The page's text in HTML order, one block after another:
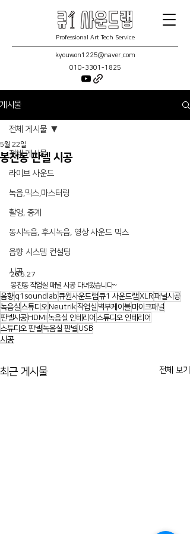
Professional Art Tech Service
kyouwon1225@naver.com
010-3301-1825
게시물
전체 게시물
라이브 사운드
녹음,믹스,마스터링
촬영, 중계
동시녹음, 후시녹음, 영상 사운드 믹스
음향 시스템 컨설팅
시공
전체 게시물
봉천동 판넬 시공
5월 22일
26.5.27
봉천동 작업실 패널 시공 다녀왔습니다~
음향 q1soundlab 큐원사운드랩큐1 사운드랩XLR 패널시공
녹음실 스튜디오 Neutrik작업실 벽부케이블 마이크패널
판넬시공 HDMI 녹음실 인테리어 스튜디오 인테리어
스튜디오 판넬녹음실 판넬 USB
시공
최근 게시물 전체 보기